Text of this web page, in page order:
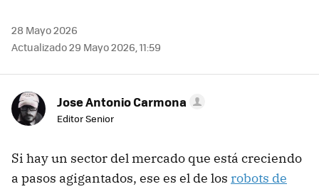
28 Mayo 2026
Actualizado 29 Mayo 2026, 11:59
Jose Antonio Carmona
Editor Senior
Si hay un sector del mercado que está creciendo
a pasos agigantados, ese es el de los robots de